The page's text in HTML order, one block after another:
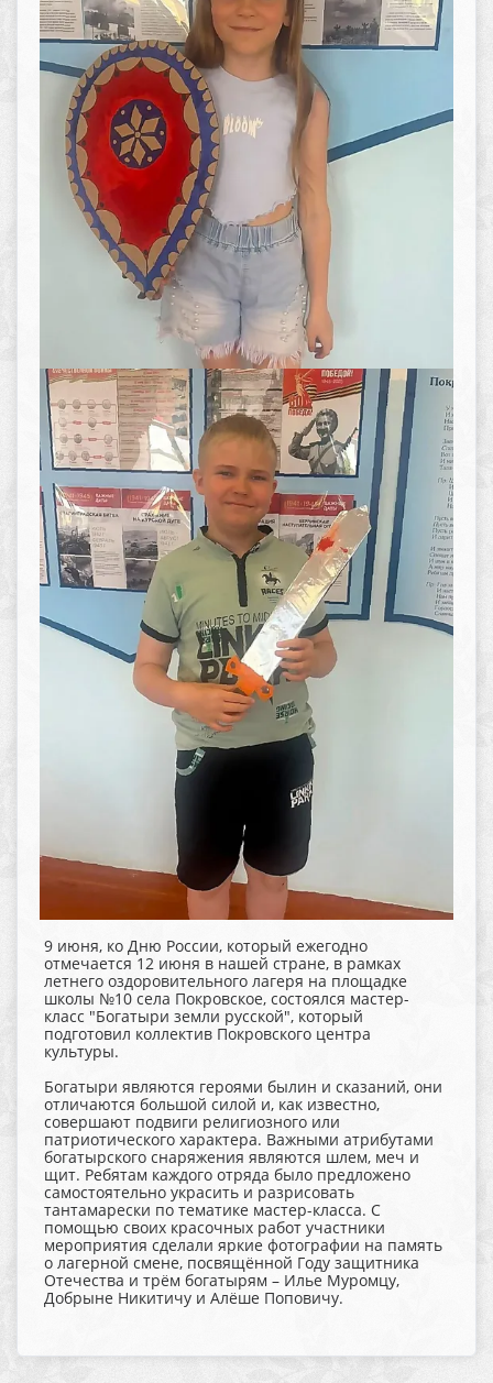
9 июня, ко Дню России, который ежегодно
отмечается 12 июня в нашей стране, в рамках
летнего оздоровительного лагеря на площадке
школы №10 села Покровское, состоялся мастер-
класс "Богатыри земли русской", который
подготовил коллектив Покровского центра
культуры.
Богатыри являются героями былин и сказаний, они
отличаются большой силой и, как известно,
совершают подвиги религиозного или
патриотического характера. Важными атрибутами
богатырского снаряжения являются шлем, меч и
щит. Ребятам каждого отряда было предложено
самостоятельно украсить и разрисовать
тантамарески по тематике мастер-класса. С
помощью своих красочных работ участники
мероприятия сделали яркие фотографии на память
о лагерной смене, посвящённой Году защитника
Отечества и трём богатырям – Илье Муромцу,
Добрыне Никитичу и Алёше Поповичу.